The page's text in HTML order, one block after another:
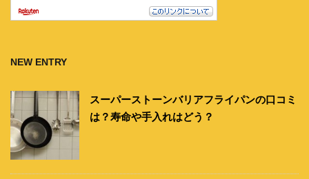
NEW ENTRY
スーパーストーンバリアフライパンの口コミ
は？寿命や手入れはどう？